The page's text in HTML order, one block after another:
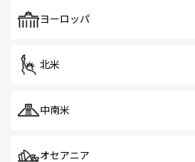
で、ホーカーズは地元の風情を
ヨーロッパ
北米
中南米
オセアニア